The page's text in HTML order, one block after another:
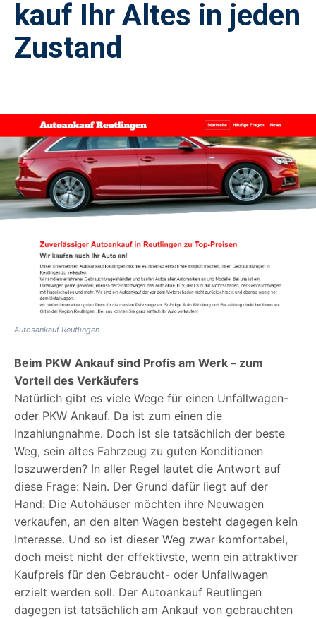
kauf Ihr Altes in jeden
Zustand
Autosankauf Reutlingen
Beim PKW Ankauf sind Profis am Werk – zum
Vorteil des Verkäufers
Natürlich gibt es viele Wege für einen Unfallwagen-
oder PKW Ankauf. Da ist zum einen die
Inzahlungnahme. Doch ist sie tatsächlich der beste
Weg, sein altes Fahrzeug zu guten Konditionen
loszuwerden? In aller Regel lautet die Antwort auf
diese Frage: Nein. Der Grund dafür liegt auf der
Hand: Die Autohäuser möchten ihre Neuwagen
verkaufen, an den alten Wagen besteht dagegen kein
Interesse. Und so ist dieser Weg zwar komfortabel,
doch meist nicht der effektivste, wenn ein attraktiver
Kaufpreis für den Gebraucht- oder Unfallwagen
erzielt werden soll. Der Autoankauf Reutlingen
dagegen ist tatsächlich am Ankauf von gebrauchten